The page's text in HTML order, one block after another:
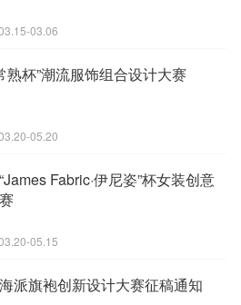
03.06
熟杯”潮流服饰组合设计大赛
05.20
Fabric·伊尼姿”杯女装创意
05.15
派旗袍创新设计大赛征稿通知